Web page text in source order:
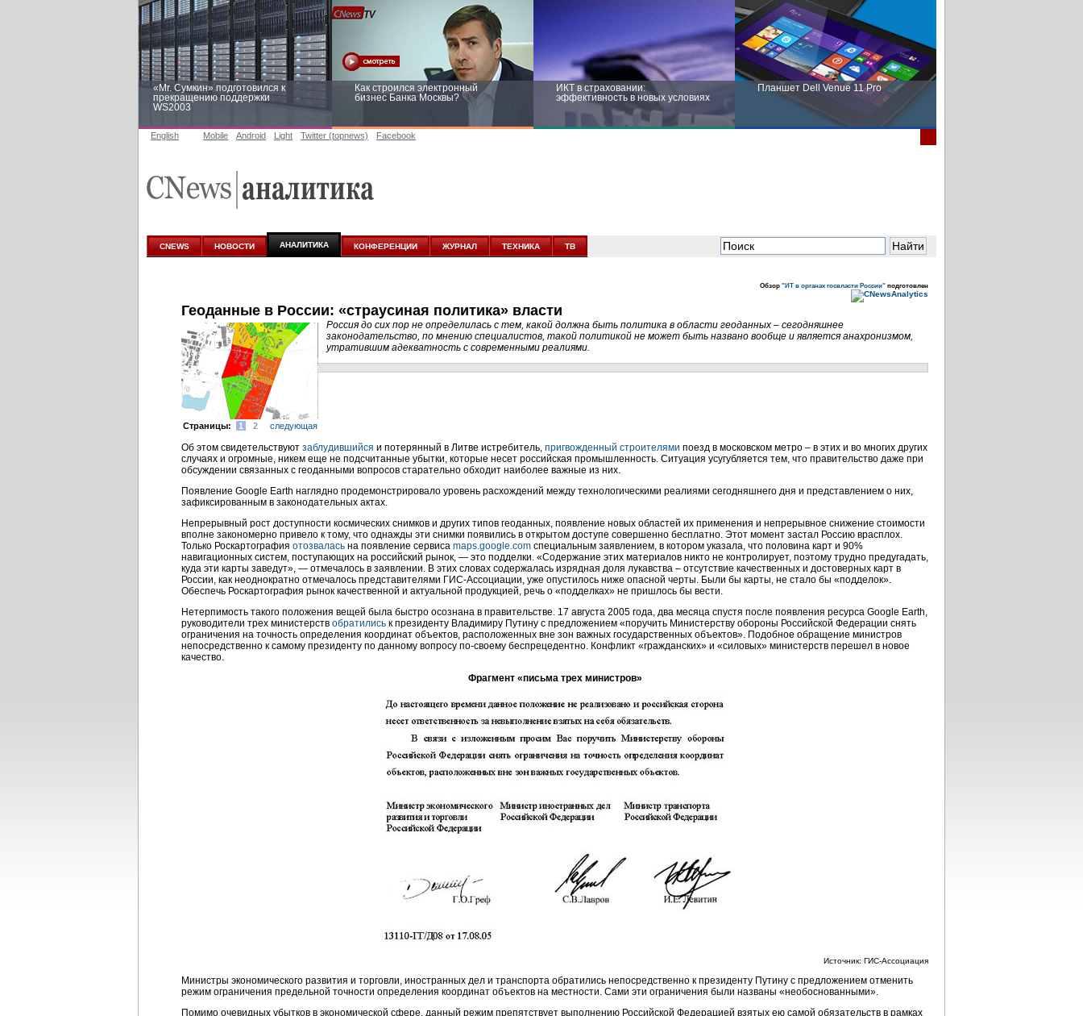
«Mr. Сумкин» подготовился к
прекращению поддержки
WS2003
Как строился электронный
бизнес Банка Москвы?
ИКТ в страховании:
эффективность в новых условиях
Планшет Dell Venue 11 Pro
аналитике
новых условиях
English Mobile Android Light Twitter (topnews) Facebook
CNEWS НОВОСТИ АНАЛИТИКА КОНФЕРЕНЦИИ ЖУРНАЛ ТЕХНИКА ТВ
Обзор "ИТ в органах госвласти России" подготовлен
Геоданные в России: «страусиная политика» власти
Россия до сих пор не определилась с тем, какой должна быть политика в области геоданных – сегодняшнее
законодательство, по мнению специалистов, такой политикой не может быть названо вообще и является анахронизмом,
утратившим адекватность с современными реалиями.
Cтраницы: 1 2 следующая
Об этом свидетельствуют заблудившийся и потерянный в Литве истребитель, пригвожденный строителями поезд в московском метро – в этих и во многих других
случаях и огромные, никем еще не подсчитанные убытки, которые несет российская промышленность. Ситуация усугубляется тем, что правительство даже при
обсуждении связанных с геоданными вопросов старательно обходит наиболее важные из них.
Появление Google Earth наглядно продемонстрировало уровень расхождений между технологическими реалиями сегодняшнего дня и представлением о них,
зафиксированным в законодательных актах.
Непрерывный рост доступности космических снимков и других типов геоданных, появление новых областей их применения и непрерывное снижение стоимости
вполне закономерно привело к тому, что однажды эти снимки появились в открытом доступе совершенно бесплатно. Этот момент застал Россию врасплох.
Только Роскартография отозвалась на появление сервиса maps.google.com специальным заявлением, в котором указала, что половина карт и 90%
навигационных систем, поступающих на российский рынок, — это подделки. «Содержание этих материалов никто не контролирует, поэтому трудно предугадать,
куда эти карты заведут», — отмечалось в заявлении. В этих словах содержалась изрядная доля лукавства – отсутствие качественных и достоверных карт в
России, как неоднократно отмечалось представителями ГИС-Ассоциации, уже опустилось ниже опасной черты. Были бы карты, не стало бы «подделок».
Обеспечь Роскартография рынок качественной и актуальной продукцией, речь о «подделках» не пришлось бы вести.
Нетерпимость такого положения вещей была быстро осознана в правительстве. 17 августа 2005 года, два месяца спустя после появления ресурса Google Earth,
руководители трех министерств обратились к президенту Владимиру Путину с предложением «поручить Министерству обороны Российской Федерации снять
ограничения на точность определения координат объектов, расположенных вне зон важных государственных объектов». Подобное обращение министров
непосредственно к самому президенту по данному вопросу по-своему беспрецедентно. Конфликт «гражданских» и «силовых» министерств перешел в новое
качество.
Фрагмент «письма трех министров»
Источник: ГИС-Ассоциация
Министры экономического развития и торговли, иностранных дел и транспорта обратились непосредственно к президенту Путину с предложением отменить
режим ограничения предельной точности определения координат объектов на местности. Сами эти ограничения были названы «необоснованными».
Помимо очевидных убытков в экономической сфере, данный режим препятствует выполнению Российской Федерацией взятых ею самой обязательств в рамках